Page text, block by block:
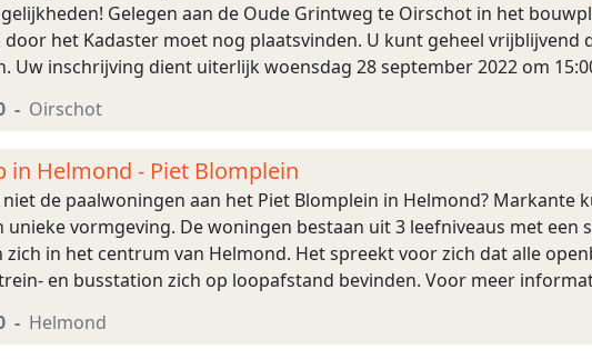
Gelegen aan de Oude Grintweg te Oirschot in het
het Kadaster moet nog plaatsvinden. U kunt geheel
Uw inschrijving dient uiterlijk woensdag 28 september 2022 om
Oirschot
in Helmond - Piet Blomplein
de paalwoningen aan het Piet Blomplein in Helmond? Markante
unieke vormgeving. De woningen bestaan uit 3 leefniveaus met een
zich in het centrum van Helmond. Het spreekt voor zich dat alle
en busstation zich op loopafstand bevinden. Voor meer
Helmond